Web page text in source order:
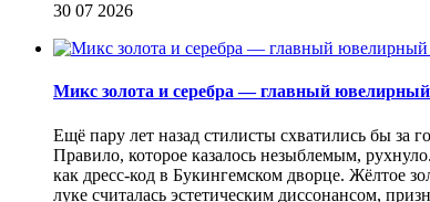
30 07 2026
Микс золота и серебра — главный
Ещё пару лет назад стилисты схватились бы за
Правило, которое казалось незыблемым,
как дресс-код в Букингемском дворце. Жёлтое
луке считалась эстетическим диссонансом,